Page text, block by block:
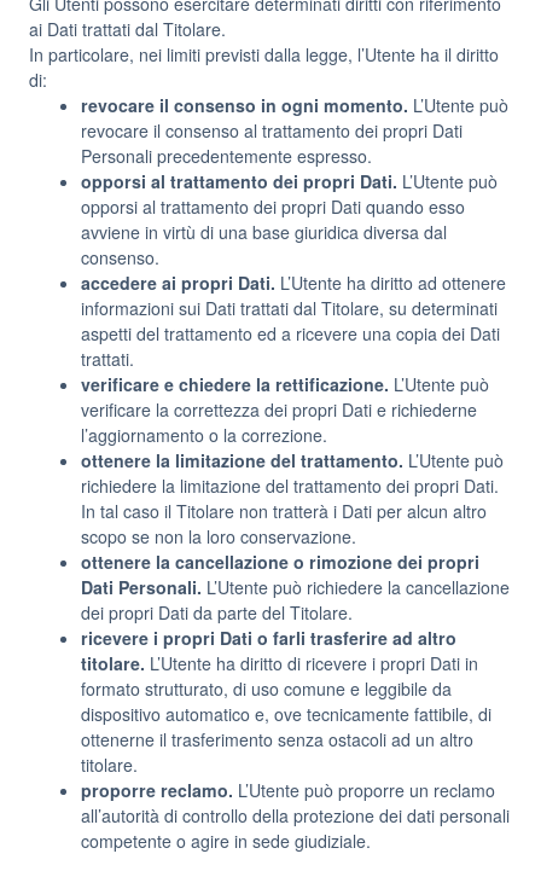
ai Dati trattati dal Titolare.
In particolare, nei limiti previsti dalla legge, l’Utente ha il diritto
di:
revocare il consenso in ogni momento. L’Utente può
revocare il consenso al trattamento dei propri Dati
Personali precedentemente espresso.
opporsi al trattamento dei propri Dati. L’Utente può
opporsi al trattamento dei propri Dati quando esso
avviene in virtù di una base giuridica diversa dal
consenso.
accedere ai propri Dati. L’Utente ha diritto ad ottenere
informazioni sui Dati trattati dal Titolare, su determinati
aspetti del trattamento ed a ricevere una copia dei Dati
trattati.
verificare e chiedere la rettificazione. L’Utente può
verificare la correttezza dei propri Dati e richiederne
l’aggiornamento o la correzione.
ottenere la limitazione del trattamento. L’Utente può
richiedere la limitazione del trattamento dei propri Dati.
In tal caso il Titolare non tratterà i Dati per alcun altro
scopo se non la loro conservazione.
ottenere la cancellazione o rimozione dei propri
Dati Personali. L’Utente può richiedere la cancellazione
dei propri Dati da parte del Titolare.
ricevere i propri Dati o farli trasferire ad altro
titolare. L’Utente ha diritto di ricevere i propri Dati in
formato strutturato, di uso comune e leggibile da
dispositivo automatico e, ove tecnicamente fattibile, di
ottenerne il trasferimento senza ostacoli ad un altro
titolare.
proporre reclamo. L’Utente può proporre un reclamo
all’autorità di controllo della protezione dei dati personali
competente o agire in sede giudiziale.